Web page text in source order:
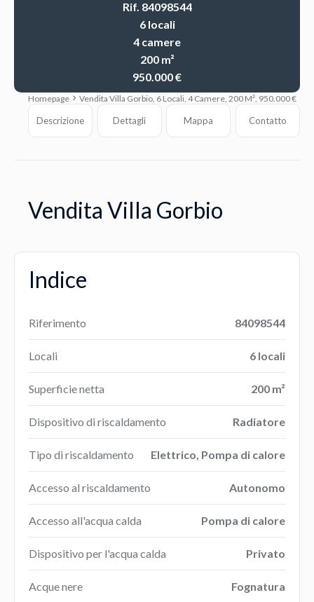
Rif. 84098544
6 locali
4 camere
200 m²
950.000 €
Homepage Vendita Villa Gorbio, 6 Locali, 4 Camere, 200 M², 950.000 €
Descrizione Dettagli Mappa Contatto
Vendita Villa Gorbio
Indice
Riferimento 84098544
Locali 6 locali
Superficie netta 200 m²
Dispositivo di riscaldamento Radiatore
Tipo di riscaldamento Elettrico, Pompa di calore
Accesso al riscaldamento Autonomo
Accesso all'acqua calda Pompa di calore
Dispositivo per l'acqua calda Privato
Acque nere Fognatura